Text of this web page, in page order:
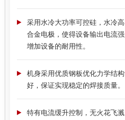
采用水冷大功率可控硅，水冷
合金电极，使得设备输出电流
增加设备的耐用性。
机身采用优质钢板优化力学结
好，保证实现稳定的焊接质量。
特有电流缓升控制，无火花飞